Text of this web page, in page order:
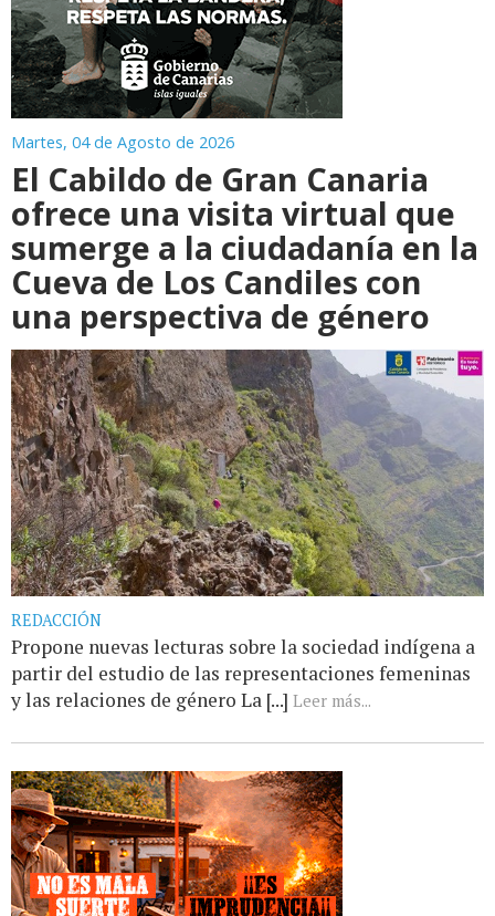
Martes, 04 de Agosto de 2026
El Cabildo de Gran Canaria
ofrece una visita virtual que
sumerge a la ciudadanía en la
Cueva de Los Candiles con
una perspectiva de género
REDACCIÓN
Propone nuevas lecturas sobre la sociedad indígena a
partir del estudio de las representaciones femeninas
y las relaciones de género La [...] Leer más...